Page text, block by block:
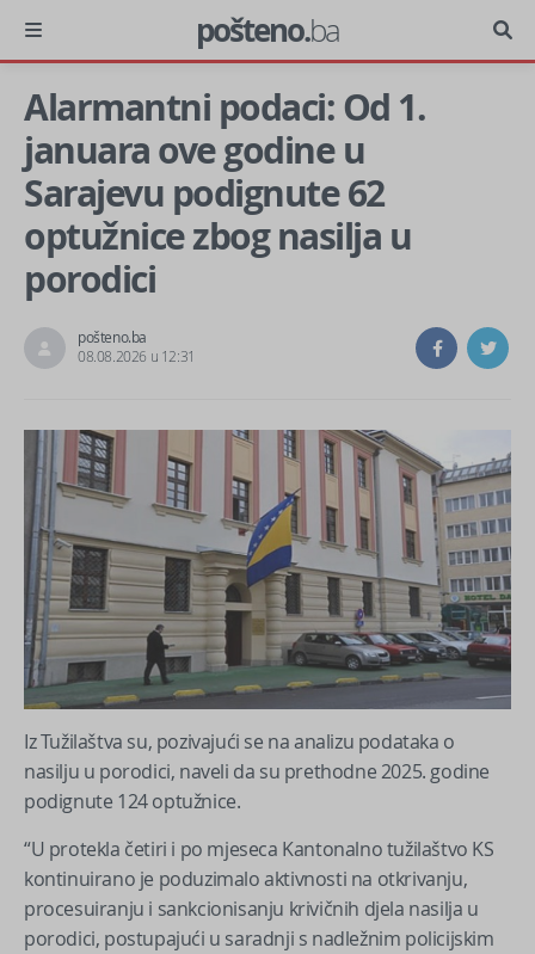
pošteno.ba
Alarmantni podaci: Od 1.
januara ove godine u
Sarajevu podignute 62
optužnice zbog nasilja u
porodici
pošteno.ba
08.08.2026 u 12:31
Iz Tužilaštva su, pozivajući se na analizu podataka o
nasilju u porodici, naveli da su prethodne 2025. godine
podignute 124 optužnice.
“U protekla četiri i po mjeseca Kantonalno tužilaštvo KS
kontinuirano je poduzimalo aktivnosti na otkrivanju,
procesuiranju i sankcionisanju krivičnih djela nasilja u
porodici, postupajući u saradnji s nadležnim policijskim